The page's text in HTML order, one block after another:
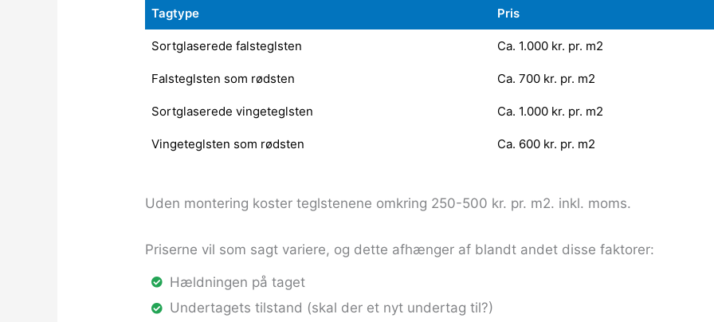
Tagtype Pris
Sortglaserede falsteglsten Ca. 1.000 kr. pr. m2
Falsteglsten som rødsten Ca. 700 kr. pr. m2
Sortglaserede vingeteglsten Ca. 1.000 kr. pr. m2
Vingeteglsten som rødsten Ca. 600 kr. pr. m2
Uden montering koster teglstenene omkring 250-500 kr. pr. m2. inkl. moms.
Priserne vil som sagt variere, og dette afhænger af blandt andet disse faktorer:
Hældningen på taget
Undertagets tilstand (skal der et nyt undertag til?)